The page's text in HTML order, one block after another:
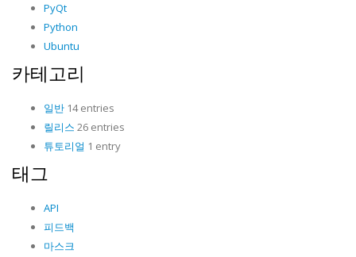
PyQt
Python
Ubuntu
카테고리
일반 14 entries
릴리스 26 entries
튜토리얼 1 entry
태그
API
피드백
마스크